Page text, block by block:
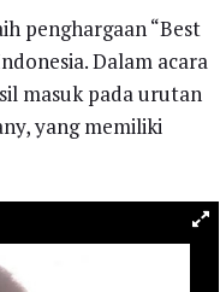
penghargaan “Best
Dalam acara
masuk pada urutan
yang memiliki